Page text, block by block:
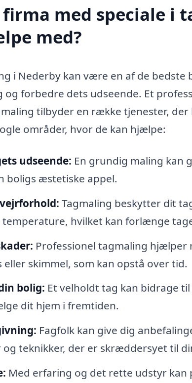
med speciale i
med?
i Nederby kan være en af de
forbedre dets udseende. Et
tilbyder en række tjenester, der
områder, hvor de kan hjælpe:
udseende: En grundig maling kan
boligs æstetiske appel.
Tagmaling beskytter dit
hvilket kan forlænge
Professionel tagmaling
eller skimmel, som kan opstå over tid.
bolig: Et velholdt tag kan bidrage
dit hjem i fremtiden.
Fagfolk kan give dig
teknikker, der er skræddersyet til
Med erfaring og det rette udstyr kan